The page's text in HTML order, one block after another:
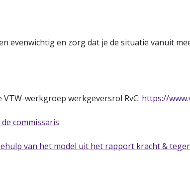
evenwichtig en zorg dat je de situatie vanuit
werkgroep werkgeversrol RvC: https://
commissaris
van het model uit het rapport kracht &